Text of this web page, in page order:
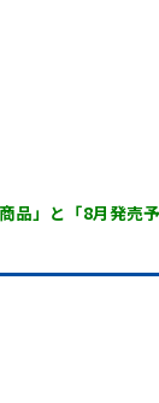
」と「8月発売